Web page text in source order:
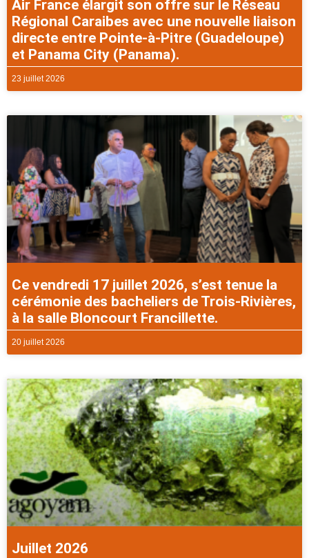
Air France élargit son offre sur le Réseau
Régional Caraibes avec une nouvelle liaison
directe entre Pointe-à-Pitre (Guadeloupe)
et Panama City (Panama).
23 juillet 2026
Ce vendredi 17 juillet 2026, s’est tenue la
cérémonie des bacheliers de Trois-Rivières,
à la salle Bloncourt Francillette.
20 juillet 2026
Juillet 2026